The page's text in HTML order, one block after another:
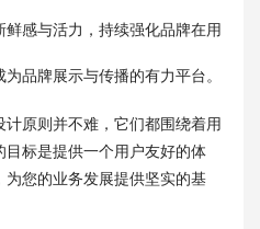
感与活力，持续强化品牌在用
品牌展示与传播的有力平台。
计原则并不难，它们都围绕着用
目标是提供一个用户友好的体
您的业务发展提供坚实的基